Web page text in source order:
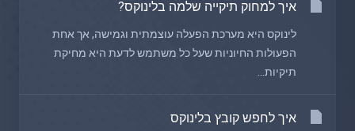
איך למחוק תיקייה שלמה בלינוקס?
לינוקס היא מערכת הפעלה עוצמתית וגמישה, אך אחת
הפעולות החיוניות שעל כל משתמש לדעת היא מחיקת
תיקיות...
איך לחפש קובץ בלינוקס